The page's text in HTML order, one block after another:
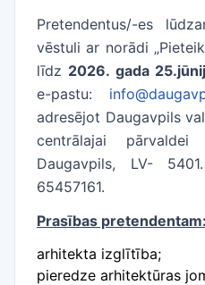
Pretendentus/-es
vēstuli ar norādi
līdz 2026. gada
e-pastu:
adresējot Daugavpils
centrālajai
Daugavpils, LV-
65457161.
Prasības pretendentam:
arhitekta izglītība;
pieredze arhitektūras